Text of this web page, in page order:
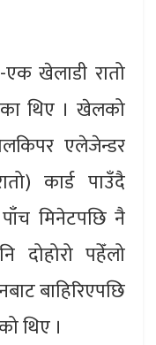
खेलाडी रातो
थिए । खेलको
एलेजेन्डर
कार्ड पाउँदै
मिनेटपछि नै
दोहोरो पहेँलो
बाहिरिएपछि
थिए ।